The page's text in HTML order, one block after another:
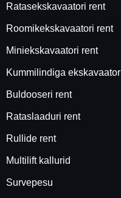
Ratasekskavaatori rent
Roomikekskavaatori rent
Miniekskavaatori rent
Kummilindiga ekskavaator
Buldooseri rent
Rataslaaduri rent
Rullide rent
Multilift kallurid
Survepesu